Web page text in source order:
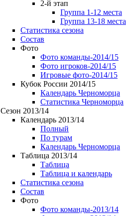
2-й этап
Группа 1-12 места
Группа 13-18 места
Статистика сезона
Состав
Фото
Фото команды-2014/15
Фото игроков-2014/15
Игровые фото-2014/15
Кубок России 2014/15
Календарь Черноморца
Статистика Черноморца
Сезон 2013/14
Календарь 2013/14
Полный
По турам
Календарь Черноморца
Таблица 2013/14
Таблица
Таблица и календарь
Статистика сезона
Состав
Фото
Фото команды-2013/14